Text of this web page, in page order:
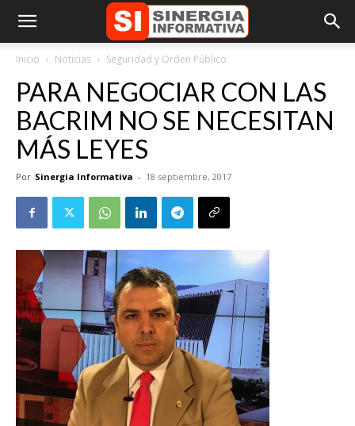
Inicio Noticias Seguridad y Orden Público
PARA NEGOCIAR CON LAS
BACRIM NO SE NECESITAN
MÁS LEYES
Por Sinergia Informativa - 18 septiembre, 2017